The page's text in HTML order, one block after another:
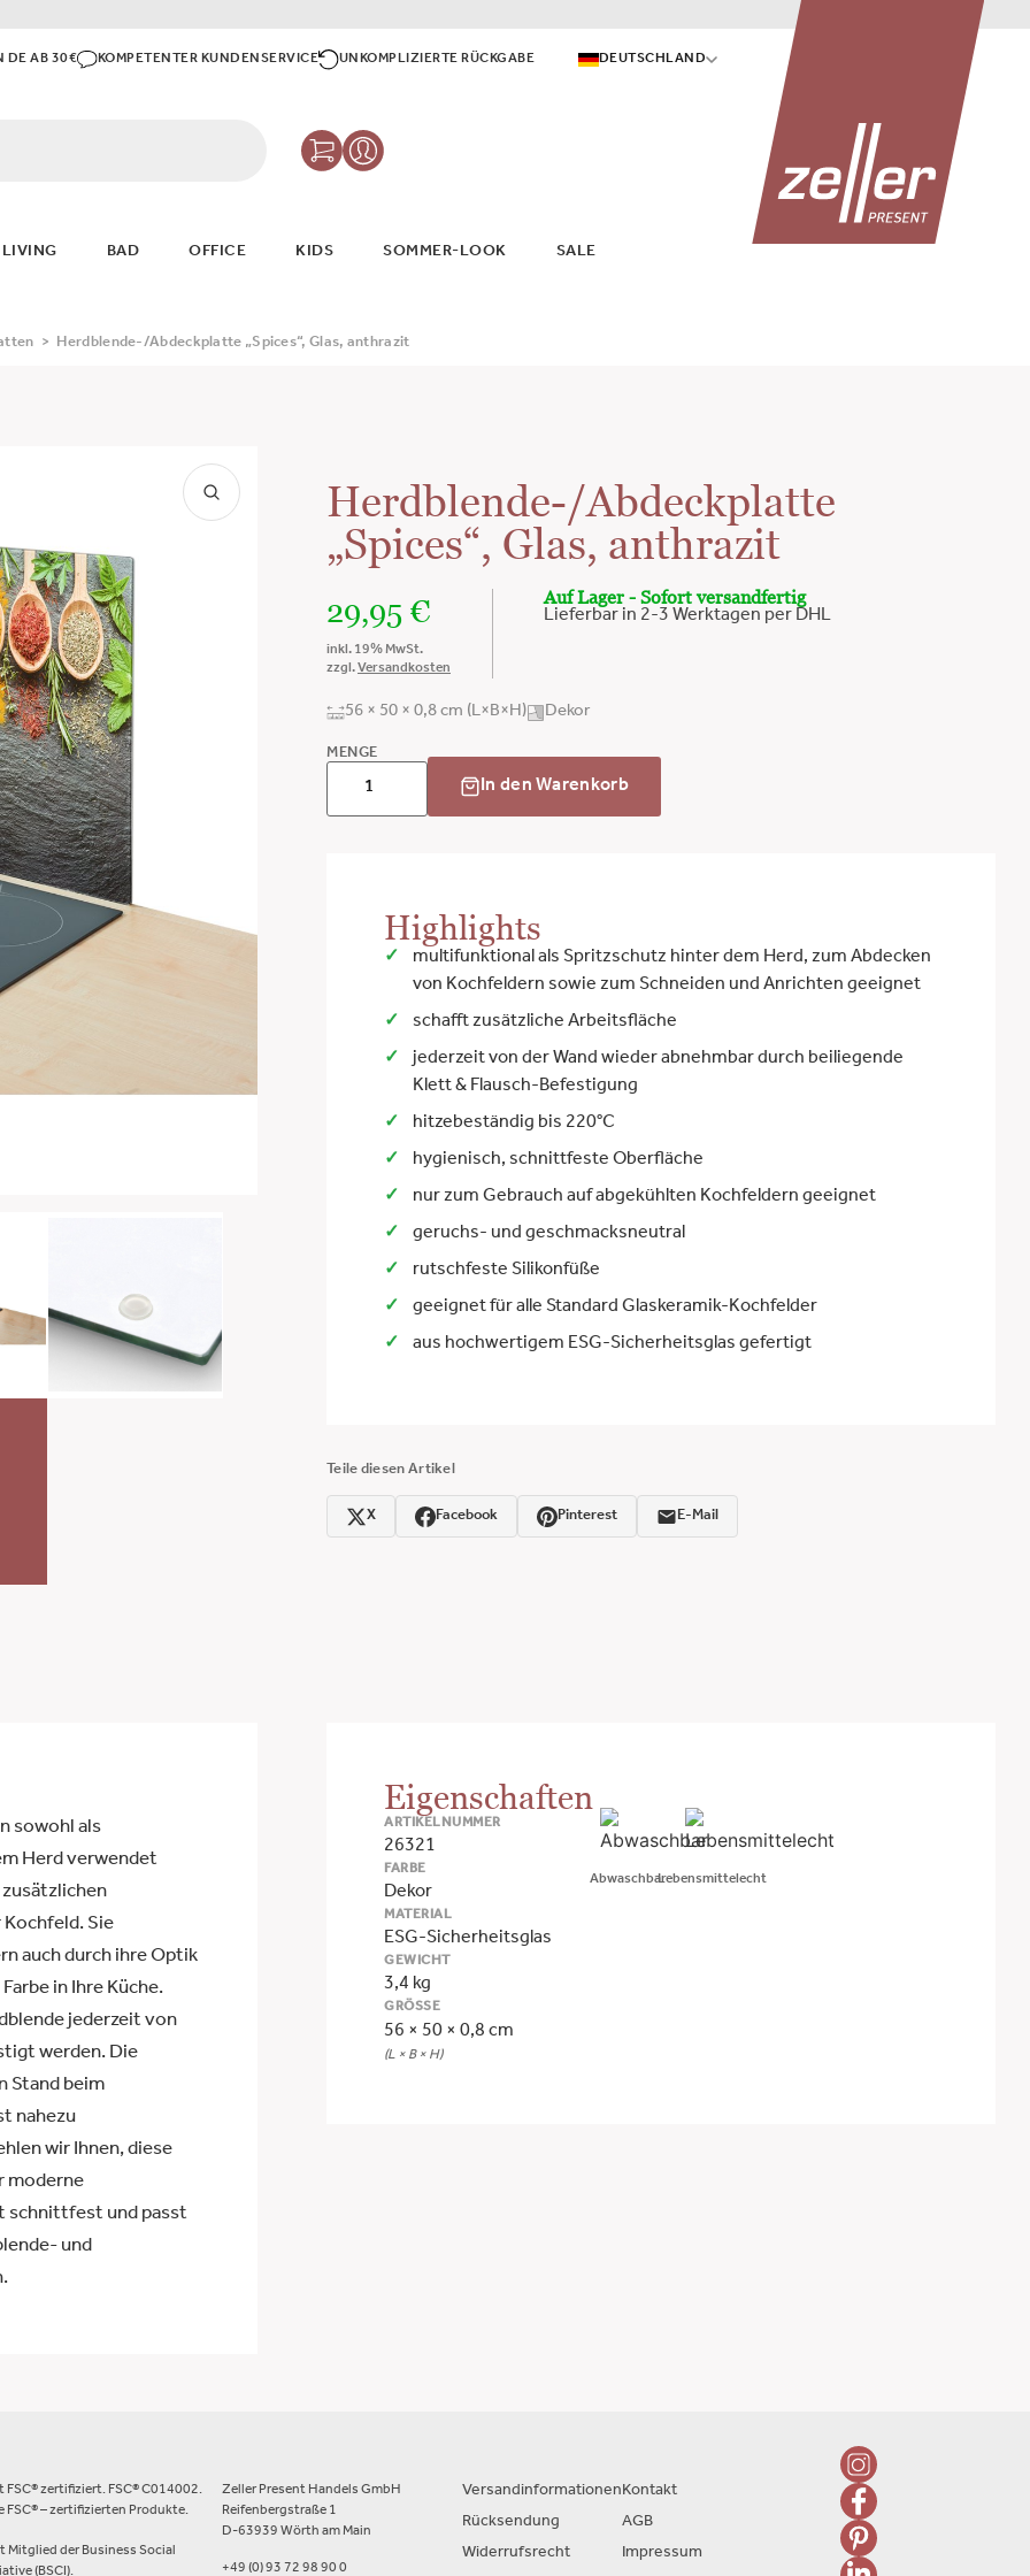
DE AB 30€ KOMPETENTER KUNDENSERVICE UNKOMPLIZIERTE RÜCKGABE DEUTSCHLAND
BAD OFFICE KIDS SOMMER-LOOK SALE
> Herdblende-/Abdeckplatte „Spices“, Glas, anthrazit
Herdblende-/Abdeckplatte
„Spices“, Glas, anthrazit
29,95 €
inkl. 19% MwSt.
zzgl. Versandkosten
Auf Lager - Sofort versandfertig
Lieferbar in 2-3 Werktagen per DHL
56 × 50 × 0,8 cm (L×B×H) Dekor
MENGE
In den Warenkorb
Highlights
multifunktional als Spritzschutz hinter dem Herd, zum Abdecken
von Kochfeldern sowie zum Schneiden und Anrichten geeignet
schafft zusätzliche Arbeitsfläche
jederzeit von der Wand wieder abnehmbar durch beiliegende
Klett & Flausch-Befestigung
hitzebeständig bis 220°C
hygienisch, schnittfeste Oberfläche
nur zum Gebrauch auf abgekühlten Kochfeldern geeignet
geruchs- und geschmacksneutral
rutschfeste Silikonfüße
geeignet für alle Standard Glaskeramik-Kochfelder
aus hochwertigem ESG-Sicherheitsglas gefertigt
Teile diesen Artikel
X Facebook Pinterest E-Mail
sowohl als
Herd verwendet
Sie
auch durch ihre Optik
in Ihre Küche.
jederzeit von
werden. Die
Stand beim
nahezu
wir Ihnen, diese
moderne
schnittfest und passt
und
Eigenschaften
ARTIKELNUMMER
26321
FARBE
Dekor
MATERIAL
ESG-Sicherheitsglas
GEWICHT
3,4 kg
GRÖSSE
56 × 50 × 0,8 cm
(L × B × H)
AbwaschbarLebensmittelecht
FSC® zertifiziert. FSC® C014002.
FSC® – zertifizierten Produkte.
Mitglied der Business Social
(BSCI).
Zeller Present Handels GmbH
Reifenbergstraße 1
D-63939 Wörth am Main
+49 (0) 93 72 98 90 0
Versandinformationen
Rücksendung
Widerrufsrecht
Kontakt
AGB
Impressum